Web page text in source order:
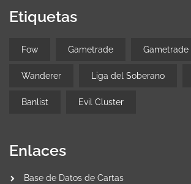
Etiquetas
Fow Gametrade Gametrade
Wanderer Liga del Soberano
Banlist Evil Cluster
Enlaces
Base de Datos de Cartas